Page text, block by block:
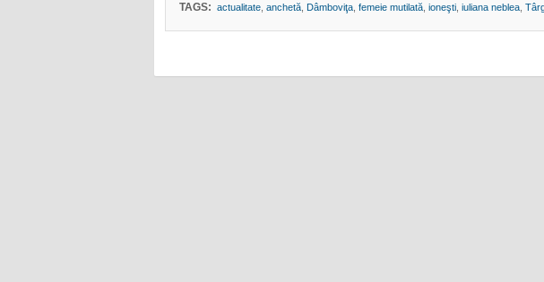
TAGS: actualitate anchetă Dâmboviţa femeie mutilată ioneşti iuliana neblea